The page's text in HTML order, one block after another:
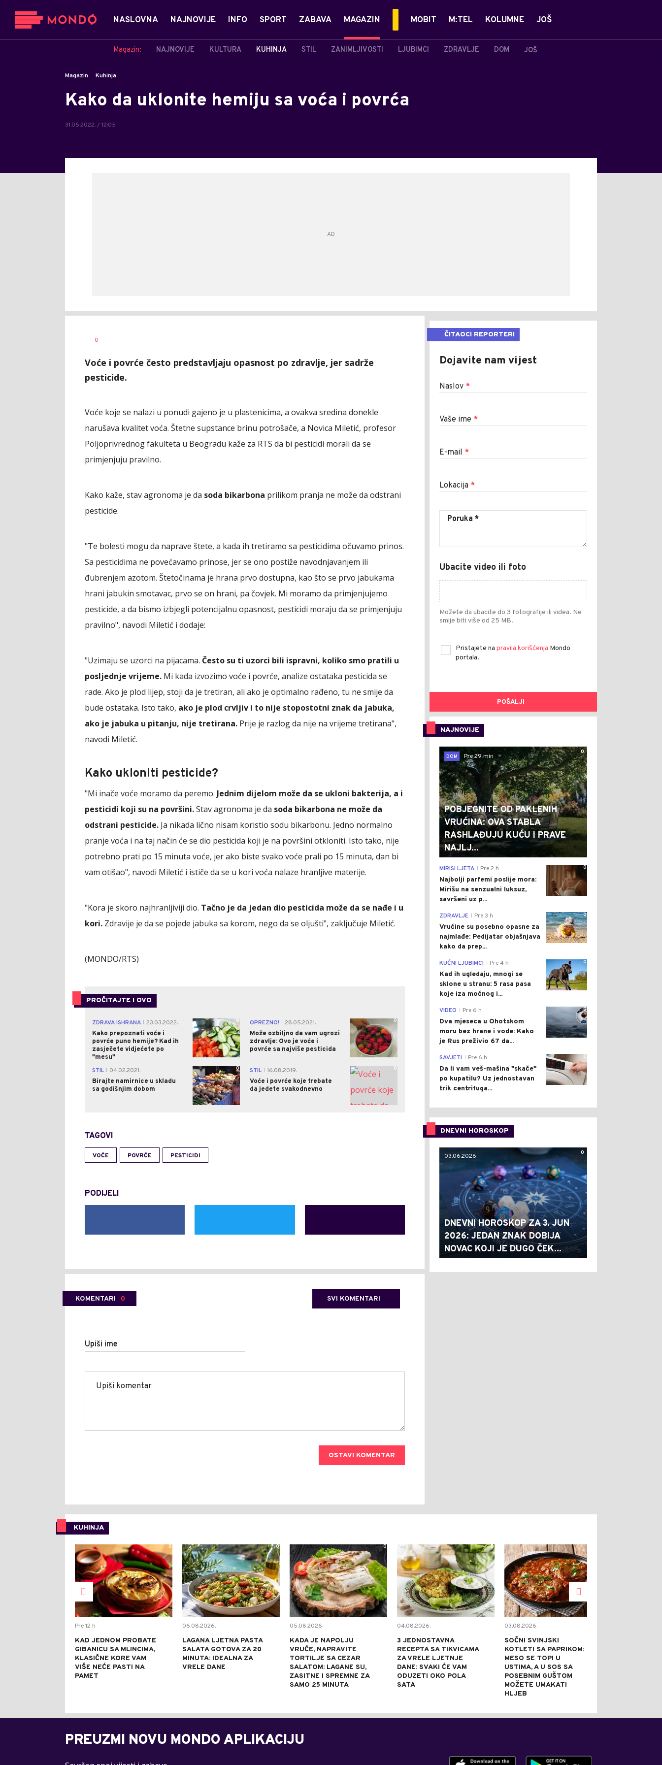
NASLOVNA NAJNOVIJE INFO SPORT ZABAVA MAGAZIN
Magazin: NAJNOVIJE KULTURA KUHINJA STIL ZANIMLJIVOSTI LJUBIMCI ZDRAVLJE DOM JOŠ
MOBIT M:TEL KOLUMNE JOŠ
Magazin Kuhinja
Kako da uklonite hemiju sa voća i povrća
31.05.2022. / 12:05
AUTOR
0
Voće i povrće često predstavljaju opasnost po zdravlje, jer sadrže
pesticide.
Voće koje se nalazi u ponudi gajeno je u plastenicima, a ovakva sredina donekle
narušava kvalitet voća. Štetne supstance brinu potrošače, a Novica Miletić, profesor
Poljoprivrednog fakulteta u Beogradu kaže za RTS da bi pesticidi morali da se
primjenjuju pravilno.
Kako kaže, stav agronoma je da soda bikarbona prilikom pranja ne može da odstrani
pesticide.
"Te bolesti mogu da naprave štete, a kada ih tretiramo sa pesticidima očuvamo prinos.
Sa pesticidima ne povećavamo prinose, jer se ono postiže navodnjavanjem ili
đubrenjem azotom. Štetočinama je hrana prvo dostupna, kao što se prvo jabukama
hrani jabukin smotavac, prvo se on hrani, pa čovjek. Mi moramo da primjenjujemo
pesticide, a da bismo izbjegli potencijalnu opasnost, pesticidi moraju da se primjenjuju
pravilno", navodi Miletić i dodaje:
"Uzimaju se uzorci na pijacama. Često su ti uzorci bili ispravni, koliko smo pratili u
posljednje vrijeme. Mi kada izvozimo voće i povrće, analize ostataka pesticida se
rade. Ako je plod lijep, stoji da je tretiran, ali ako je optimalno rađeno, tu ne smije da
bude ostataka. Isto tako, ako je plod crvljiv i to nije stopostotni znak da jabuka,
ako je jabuka u pitanju, nije tretirana. Prije je razlog da nije na vrijeme tretirana",
navodi Miletić.
Kako ukloniti pesticide?
"Mi inače voće moramo da peremo. Jednim dijelom može da se ukloni bakterija, a i
pesticidi koji su na površini.Stav agronoma je da soda bikarbona ne može da
odstrani pesticide. Ja nikada lično nisam koristio sodu bikarbonu. Jedno normalno
pranje voća i na taj način će se dio pesticida koji je na površini otkloniti. Isto tako, nije
potrebno prati po 15 minuta voće, jer ako biste svako voće prali po 15 minuta, dan bi
vam otišao", navodi Miletić i ističe da se u kori voća nalaze hranljive materije.
"Kora je skoro najhranljiviji dio. Tačno je da jedan dio pesticida može da se nađe i u
kori. Zdravije je da se pojede jabuka sa korom, nego da se oljušti", zaključuje Miletić.
(MONDO/RTS)
PROČITAJTE I OVO
ZDRAVA ISHRANA
23.03.2022.
Kako prepoznati voće i
povrće puno hemije? Kad ih
zasječete vidjećete po
"mesu"
0 OPREZNO!
28.05.2021.
Može ozbiljno da vam ugrozi
zdravlje: Ovo je voće i
povrće sa najviše pesticida
0
STIL
04.02.2021.
Birajte namirnice u skladu
sa godišnjim dobom
0 STIL
16.08.2019.
Voće i povrće koje trebate
da jedete svakodnevno
0
TAGOVI
VOĆE POVRĆE PESTICIDI
PODIJELI
KOMENTARI 0 SVI KOMENTARI
Upiši ime
OSTAVI KOMENTAR
ČITAOCI REPORTERI
Dojavite nam vijest
Naslov *
Vaše ime *
E-mail *
Lokacija *
Ubacite video ili foto
Možete da ubacite do 3 fotografije ili videa. Ne
smije biti više od 25 MB.
Pristajete na pravila korišćenja Mondo
portala.
POŠALJI
NAJNOVIJE
0
DOM
Pre 29 min
POBJEGNITE OD PAKLENIH
VRUĆINA: OVA STABLA
RASHLAĐUJU KUĆU I PRAVE
NAJLJ...
0
MIRISI LJETA Pre 2 h
Najbolji parfemi poslije mora:
Mirišu na senzualni luksuz,
savršeni uz p...
0
ZDRAVLJE Pre 3 h
Vrućine su posebno opasne za
najmlađe: Pedijatar objašnjava
kako da prep...
0
KUĆNI LJUBIMCI Pre 4 h
Kad ih ugledaju, mnogi se
sklone u stranu: 5 rasa pasa
koje iza moćnog i...
0
VIDEO Pre 6 h
Dva mjeseca u Ohotskom
moru bez hrane i vode: Kako
je Rus preživio 67 da...
0
SAVJETI Pre 6 h
Da li vam veš-mašina "skače"
po kupatilu? Uz jednostavan
trik centrifuga...
DNEVNI HOROSKOP
0
03.06.2026.
DNEVNI HOROSKOP ZA 3. JUN
2026: JEDAN ZNAK DOBIJA
NOVAC KOJI JE DUGO ČEK...
KUHINJA
0
Pre 12 h
KAD JEDNOM PROBATE
GIBANICU SA MLINCIMA,
KLASIČNE KORE VAM
VIŠE NEĆE PASTI NA
PAMET
0
06.08.2026.
LAGANA LJETNA PASTA
SALATA GOTOVA ZA 20
MINUTA: IDEALNA ZA
VRELE DANE
0
05.08.2026.
KADA JE NAPOLJU
VRUĆE, NAPRAVITE
TORTILJE SA CEZAR
SALATOM: LAGANE SU,
ZASITNE I SPREMNE ZA
SAMO 25 MINUTA
0
04.08.2026.
3 JEDNOSTAVNA
RECEPTA SA TIKVICAMA
ZA VRELE LJETNJE
DANE: SVAKI ĆE VAM
ODUZETI OKO POLA
SATA
03.08.2026.
SOČNI SVINJSKI
KOTLETI SA PAPRIKOM:
MESO SE TOPI U
USTIMA, A U SOS SA
POSEBNIM GUŠTOM
MOŽETE UMAKATI
HLJEB
PREUZMI NOVU MONDO APLIKACIJU